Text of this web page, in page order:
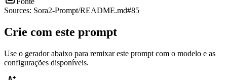
Sources: Sora2-Prompt/README.md#85
Crie com este prompt
Use o gerador abaixo para remixar este prompt com o modelo e as
configurações disponíveis.